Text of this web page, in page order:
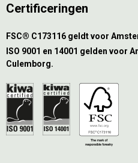
Certificeringen
FSC® C173116 geldt voor
ISO 9001 en 14001 gelden voor
Culemborg.